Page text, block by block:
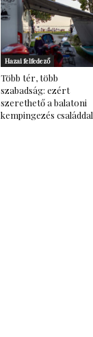
Hazai felfedező
Több tér, több
szabadság: ezért
szerethető a balatoni
kempingezés családdal